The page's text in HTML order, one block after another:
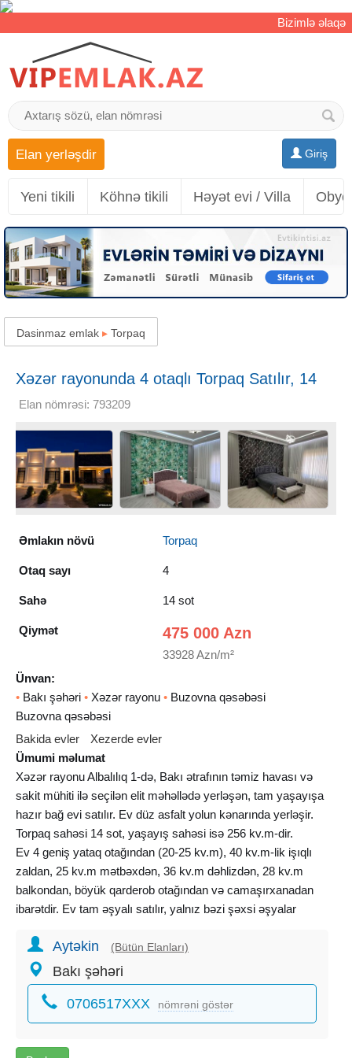
Bizimlə əlaqə
Giriş
Elan yerləşdir
Yeni tikili Köhnə tikili Həyət evi / Villa
Dasinmaz emlak ▸ Torpaq
Xəzər rayonunda 4 otaqlı Torpaq Satılır, 14
sot
Elan nömrəsi: 793209
Əmlakın növü Torpaq
Otaq sayı 4
Sahə 14 sot
Qiymət 475 000 Azn
33928 Azn/m²
Ünvan:
• Bakı şəhəri • Xəzər rayonu • Buzovna qəsəbəsi
Buzovna qəsəbəsi
Bakida evler
Xezerde evler
Ümumi məlumat
Xəzər rayonu Albalılıq 1-də, Bakı ətrafının təmiz havası və
sakit mühiti ilə seçilən elit məhəllədə yerləşən, tam yaşayışa
hazır bağ evi satılır. Ev düz asfalt yolun kənarında yerləşir.
Torpaq sahəsi 14 sot, yaşayış sahəsi isə 256 kv.m-dir.
Ev 4 geniş yataq otağından (20-25 kv.m), 40 kv.m-lik işıqlı
zaldan, 25 kv.m mətbəxdən, 36 kv.m dəhlizdən, 28 kv.m
balkondan, böyük qarderob otağından və camaşırxanadan
ibarətdir. Ev tam əşyalı satılır, yalnız bəzi şəxsi əşyalar
Ev 4 kondisioner, kombi sistemi, hər otaqda ayrıca
termorequlyator, soyuducu, paltaryuyan, qabyuyan, televizor
və digər məişət texnikaları ilə təchiz olunub. Zal, mətbəx,
dəhliz, hamam və sanitar qovşaqlarda İtaliya boruları ilə
quraşdırılmış isti döşəmə sistemi mövcuddur. Su, qaz, işıq
Aytəkin (Bütün Elanları)
Bakı şəhəri
0706517XXX nömrəni göstər